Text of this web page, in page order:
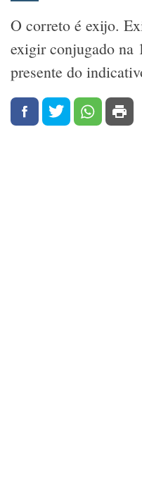
O correto é exijo.
exigir conjugado na
presente do